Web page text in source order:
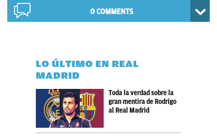
0 COMMENTS
LO ÚLTIMO EN REAL
MADRID
Toda la verdad sobre la
gran mentira de Rodrigo
al Real Madrid